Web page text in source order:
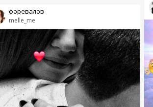
melle_me
форевалов